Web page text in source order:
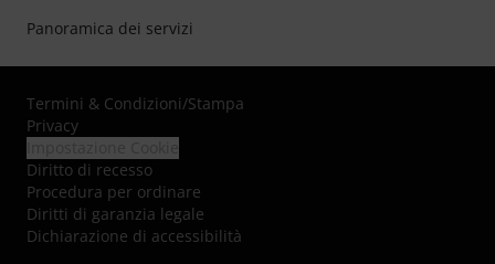
Panoramica dei servizi
Termini & Condizioni/Stampa
Privacy
Diritto di recesso
Procedura per ordinare
Diritti di garanzia legale
Dichiarazione di accessibilità